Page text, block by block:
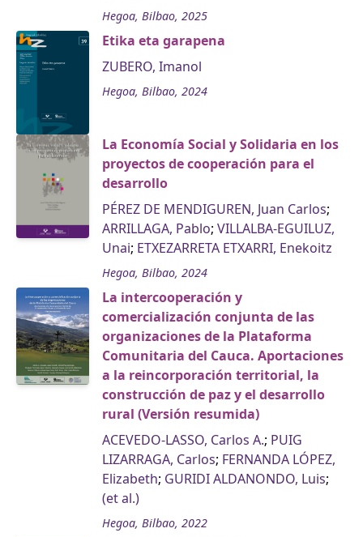
Hegoa, Bilbao, 2025
Etika eta garapena
ZUBERO, Imanol
Hegoa, Bilbao, 2024
La Economía Social y Solidaria en los
proyectos de cooperación para el
desarrollo
PÉREZ DE MENDIGUREN, Juan Carlos;
ARRILLAGA, Pablo; VILLALBA-EGUILUZ,
Unai; ETXEZARRETA ETXARRI, Enekoitz
Hegoa, Bilbao, 2024
La intercooperación y
comercialización conjunta de las
organizaciones de la Plataforma
Comunitaria del Cauca. Aportaciones
a la reincorporación territorial, la
construcción de paz y el desarrollo
rural (Versión resumida)
ACEVEDO-LASSO, Carlos A.; PUIG
LIZARRAGA, Carlos; FERNANDA LÓPEZ,
Elizabeth; GURIDI ALDANONDO, Luis;
(et al.)
Hegoa, Bilbao, 2022